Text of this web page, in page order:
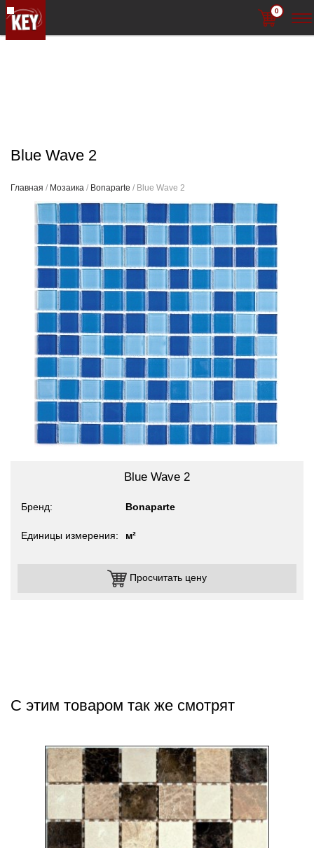
0
Blue Wave 2
Главная / Мозаика / Bonaparte / Blue Wave 2
Blue Wave 2
Бренд Bonaparte
Единицы измерения м²
Просчитать цену
С этим товаром так же смотрят